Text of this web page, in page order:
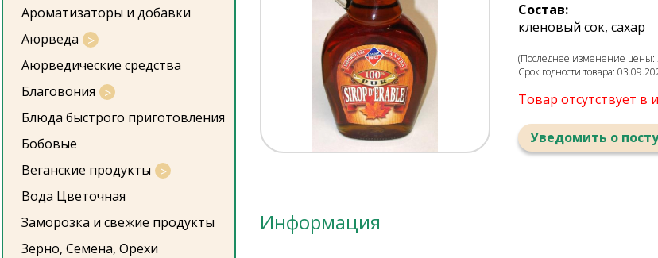
Ароматизаторы и добавки
Аюрведа
Аюрведические средства
Благовония
Блюда быстрого приготовления
Бобовые
Веганские продукты
Вода Цветочная
Заморозка и свежие продукты
Зерно, Семена, Орехи
Состав:
кленовый сок, сахар
(Последнее изменение цены:
Срок годности товара:
Товар отсутствует в
Уведомить о
Информация